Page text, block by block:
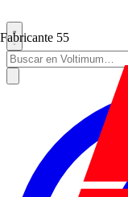
Fabricante 55